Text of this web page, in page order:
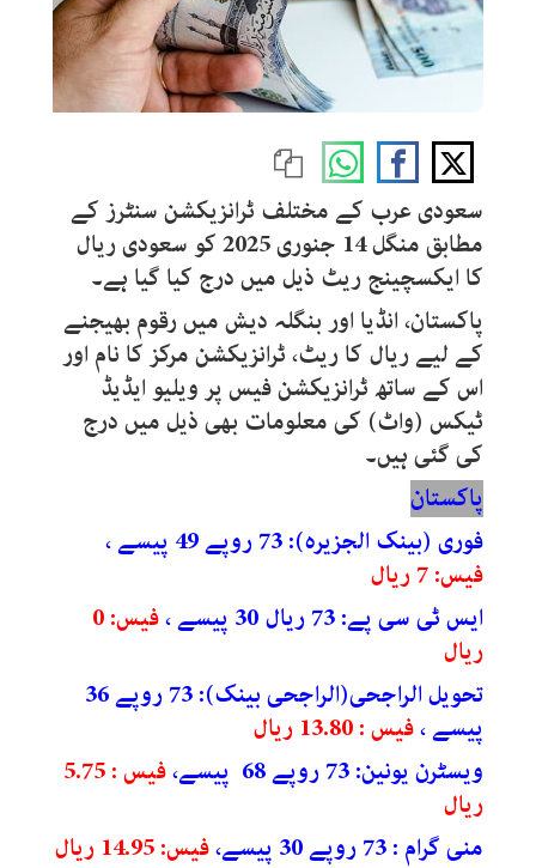
سعودی عرب کے مختلف ٹرانزیکشن سنٹرز کے
مطابق منگل 14 جنوری 2025
کو سعودی ریال
کا ایکسچینج ریٹ ذیل میں درج کیا گیا ہے۔
پاکستان، انڈیا اور بنگلہ دیش میں رقوم بھیجنے
کے لیے ریال کا ریٹ، ٹرانزیکشن مرکز کا نام اور
اس کے ساتھ ٹرانزیکشن فیس پر ویلیو ایڈیڈ
ٹیکس (واٹ) کی معلومات بھی ذیل میں درج
کی گئی ہیں۔
پاکستان
فوری (بینک الجزیرہ): 73 روپے 49
پیسے ،
فیس: 7 ریال
ایس ٹی سی پے: 73 ریال 30 پیسے ،
فیس: 0
ریال
تحویل الراجحی(الراجحی بینک): 73 روپے 36
پیسے ،فیس : 13.80 ریال
ویسٹرن یونین: 73 روپے 68 پیسے،
فیس : 5.75
ریال
منی گرام : 73 روپے 30 پیسے،
فیس: 14.95 ریال